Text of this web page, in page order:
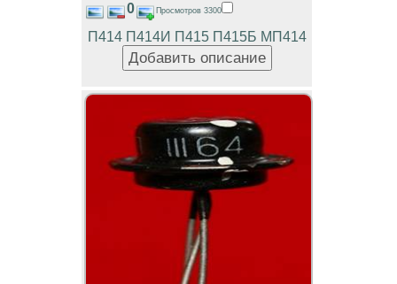
0 Просмотров 3300
П414 П414И П415 П415Б МП414